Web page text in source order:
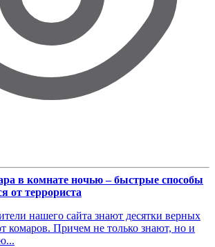
в комнате ночью – быстрые способы
от террориста
нашего сайта знают десятки верных
комаров. Причем не только знают, но и